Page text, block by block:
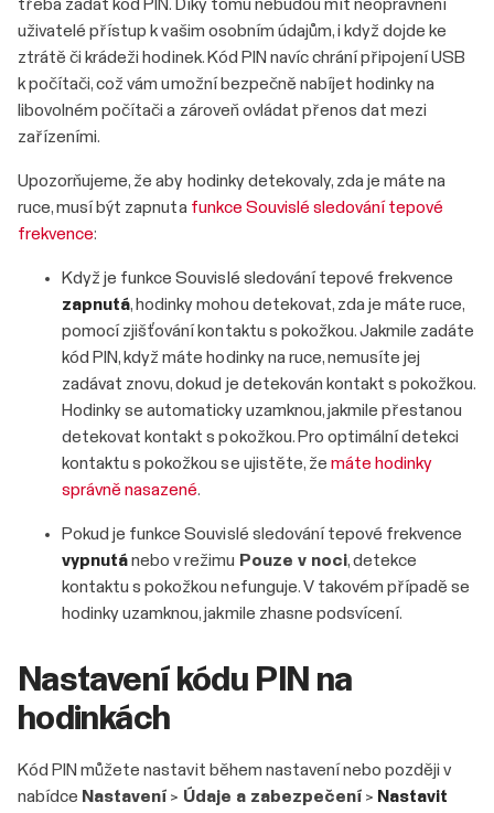
třeba zadat kód PIN. Díky tomu nebudou mít neoprávnění
uživatelé přístup k vašim osobním údajům, i když dojde ke
ztrátě či krádeži hodinek. Kód PIN navíc chrání připojení USB
k počítači, což vám umožní bezpečně nabíjet hodinky na
libovolném počítači a zároveň ovládat přenos dat mezi
zařízeními.
Upozorňujeme, že aby hodinky detekovaly, zda je máte na
ruce, musí být zapnuta funkce Souvislé sledování tepové
frekvence:
Když je funkce Souvislé sledování tepové frekvence
zapnutá, hodinky mohou detekovat, zda je máte ruce,
pomocí zjišťování kontaktu s pokožkou. Jakmile zadáte
kód PIN, když máte hodinky na ruce, nemusíte jej
zadávat znovu, dokud je detekován kontakt s pokožkou.
Hodinky se automaticky uzamknou, jakmile přestanou
detekovat kontakt s pokožkou. Pro optimální detekci
kontaktu s pokožkou se ujistěte, že máte hodinky
správně nasazené.
Pokud je funkce Souvislé sledování tepové frekvence
vypnutánebo v režimu Pouze v noci, detekce
kontaktu s pokožkou nefunguje. V takovém případě se
hodinky uzamknou, jakmile zhasne podsvícení.
Nastavení kódu PIN na
hodinkách
Kód PIN můžete nastavit během nastavení nebo později v
nabídce Nastavení > Údaje a zabezpečení> Nastavit